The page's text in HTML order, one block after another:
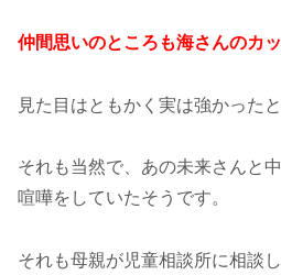
仲間思いのところも海さんのカ
見た目はともかく実は強かった
それも当然で、あの未来さんと
喧嘩をしていたそうです。
それも母親が児童相談所に相談